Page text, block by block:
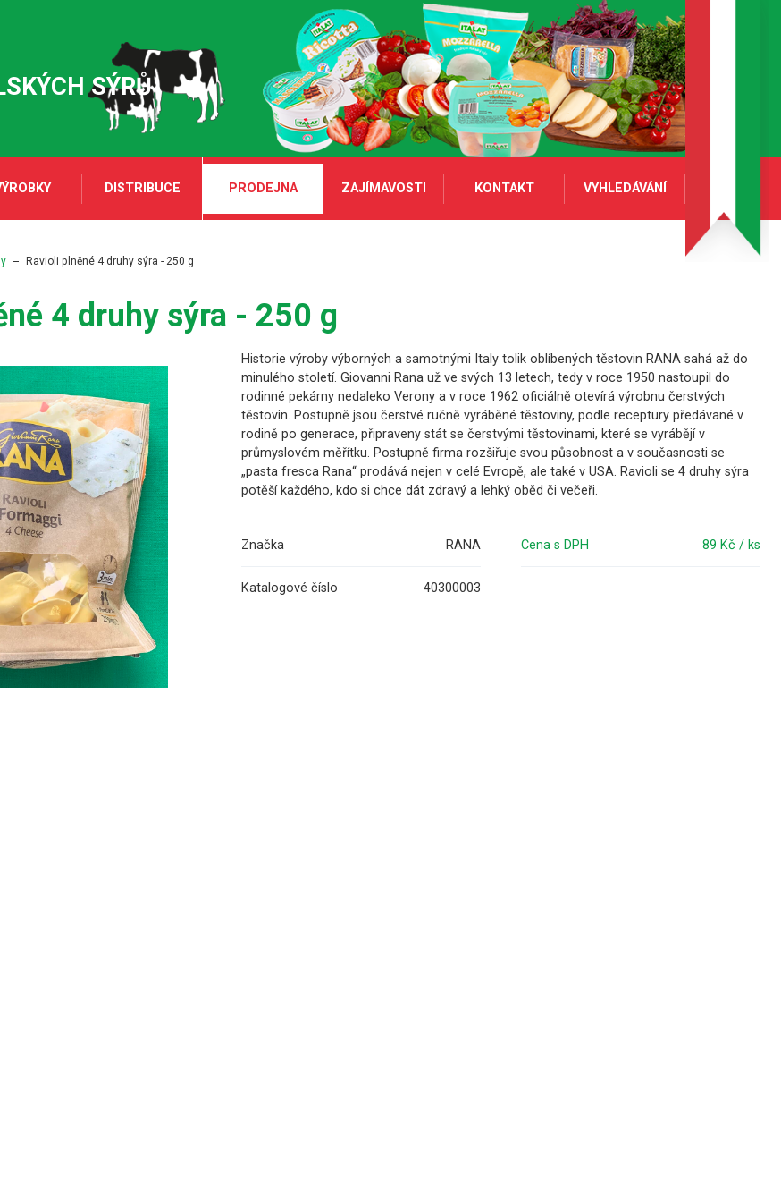
SÝRŮ
DISTRIBUCE PRODEJNA ZAJÍMAVOSTI KONTAKT VYHLEDÁVÁNÍ
Ravioli plněné 4 druhy sýra - 250 g
4 druhy sýra - 250 g
Historie výroby výborných a samotnými Italy tolik oblíbených těstovin RANA sahá až do
minulého století. Giovanni Rana už ve svých 13 letech, tedy v roce 1950 nastoupil do
rodinné pekárny nedaleko Verony a v roce 1962 oficiálně otevírá výrobnu čerstvých
těstovin. Postupně jsou čerstvé ručně vyráběné těstoviny, podle receptury předávané v
rodině po generace, připraveny stát se čerstvými těstovinami, které se vyrábějí v
průmyslovém měřítku. Postupně firma rozšiřuje svou působnost a v současnosti se
„pasta fresca Rana“ prodává nejen v celé Evropě, ale také v USA. Ravioli se 4 druhy sýra
potěší každého, kdo si chce dát zdravý a lehký oběd či večeři.
Značka RANA
Katalogové číslo 40300003
Cena s DPH 89 Kč / ks